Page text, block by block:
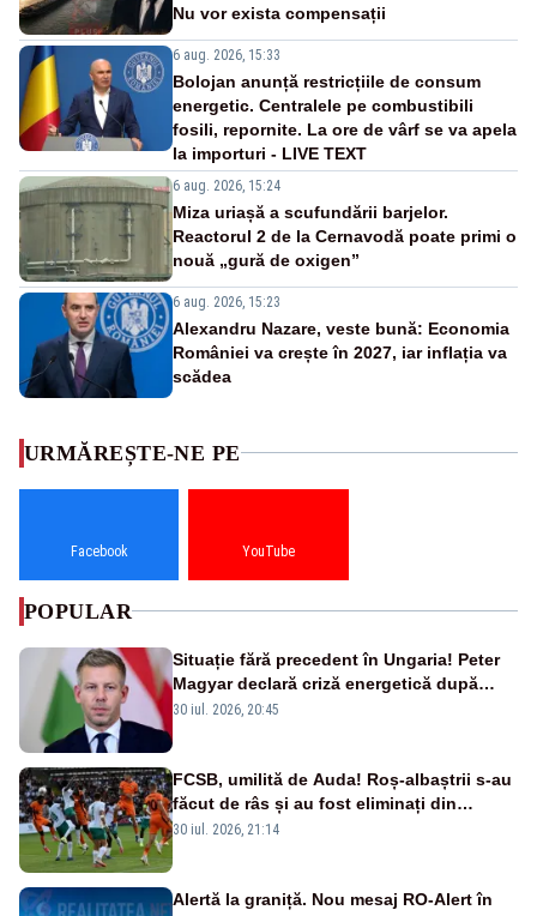
Nu vor exista compensații
6 aug. 2026, 15:33
Bolojan anunță restricțiile de consum
energetic. Centralele pe combustibili
fosili, repornite. La ore de vârf se va apela
la importuri - LIVE TEXT
6 aug. 2026, 15:24
Miza uriașă a scufundării barjelor.
Reactorul 2 de la Cernavodă poate primi o
nouă „gură de oxigen”
6 aug. 2026, 15:23
Alexandru Nazare, veste bună: Economia
României va crește în 2027, iar inflația va
scădea
URMĂREȘTE-NE PE
Facebook YouTube
POPULAR
Situație fără precedent în Ungaria! Peter
Magyar declară criză energetică după
oprirea centralei de la Paks
30 iul. 2026, 20:45
FCSB, umilită de Auda! Roș-albaștrii s-au
făcut de râs și au fost eliminați din
Conference League
30 iul. 2026, 21:14
Alertă la graniță. Nou mesaj RO-Alert în